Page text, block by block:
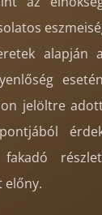
alapján
jelöltre
előny.